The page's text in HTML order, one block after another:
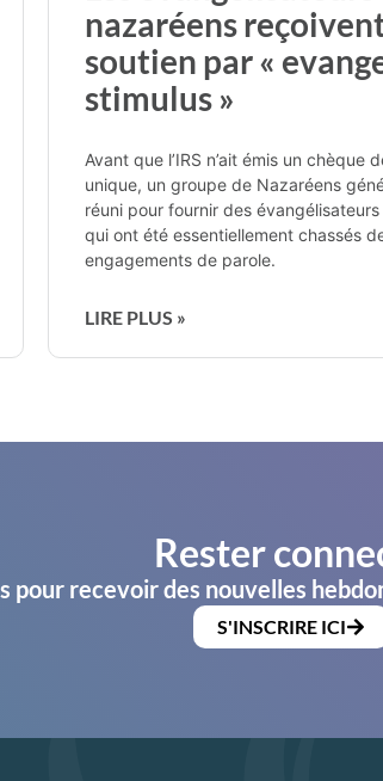
nazaréens
soutien par «
stimulus »
Avant que l’IRS n’ait émis un chèque
unique, un groupe de Nazaréens
réuni pour fournir des
qui ont été essentiellement chassés
engagements de parole.
LIRE PLUS »
Rester
pour recevoir des nouvelles
S'INSCRIRE ICI